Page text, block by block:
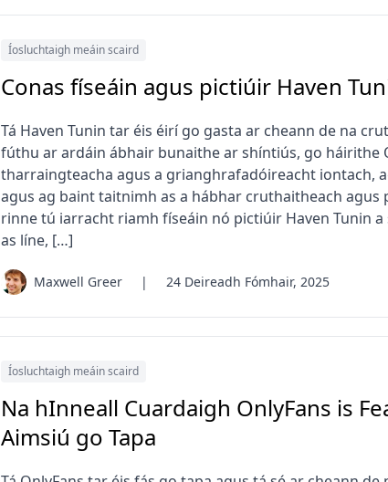
Íosluchtaigh meáin scaird
Conas físeáin agus pictiúir Haven
Tá Haven Tunin tar éis éirí go gasta ar cheann de na
fúthu ar ardáin ábhair bunaithe ar shíntiús, go háirithe
tharraingteacha agus a grianghrafadóireacht iontach,
agus ag baint taitnimh as a hábhar cruthaitheach agus
rinne tú iarracht riamh físeáin nó pictiúir Haven Tunin
as líne, […]
Maxwell Greer | 24 Deireadh Fómhair, 2025
Íosluchtaigh meáin scaird
Na hInneall Cuardaigh OnlyFans is
Aimsiú go Tapa